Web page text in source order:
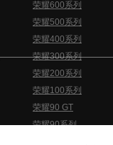
荣耀600系列
荣耀500系列
荣耀400系列
荣耀300系列
荣耀200系列
荣耀100系列
荣耀90 GT
荣耀90系列